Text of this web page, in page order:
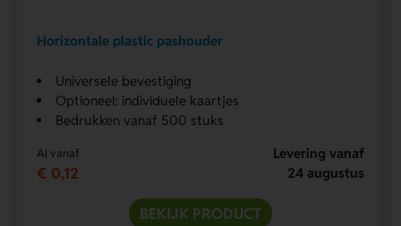
Horizontale plastic pashouder
Universele bevestiging
Optioneel: individuele kaartjes
Bedrukken vanaf 500 stuks
Al vanaf
€ 0,12
Levering vanaf
24 augustus
BEKIJK PRODUCT